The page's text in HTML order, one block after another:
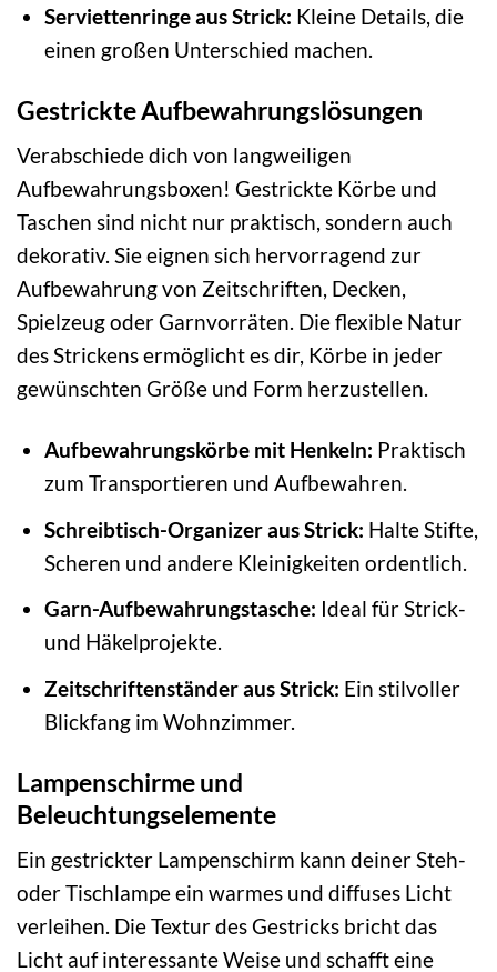
Serviettenringe aus Strick: Kleine Details, die
einen großen Unterschied machen.
Gestrickte Aufbewahrungslösungen
Verabschiede dich von langweiligen
Aufbewahrungsboxen! Gestrickte Körbe und
Taschen sind nicht nur praktisch, sondern auch
dekorativ. Sie eignen sich hervorragend zur
Aufbewahrung von Zeitschriften, Decken,
Spielzeug oder Garnvorräten. Die flexible Natur
des Strickens ermöglicht es dir, Körbe in jeder
gewünschten Größe und Form herzustellen.
Aufbewahrungskörbe mit Henkeln: Praktisch
zum Transportieren und Aufbewahren.
Schreibtisch-Organizer aus Strick: Halte Stifte,
Scheren und andere Kleinigkeiten ordentlich.
Garn-Aufbewahrungstasche: Ideal für Strick-
und Häkelprojekte.
Zeitschriftenständer aus Strick: Ein stilvoller
Blickfang im Wohnzimmer.
Lampenschirme und
Beleuchtungselemente
Ein gestrickter Lampenschirm kann deiner Steh-
oder Tischlampe ein warmes und diffuses Licht
verleihen. Die Textur des Gestricks bricht das
Licht auf interessante Weise und schafft eine